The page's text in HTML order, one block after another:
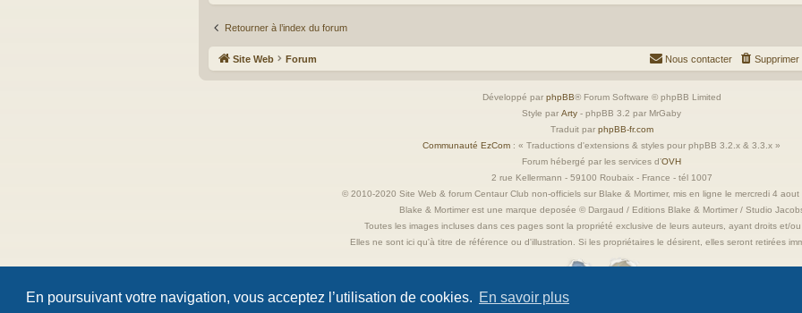
En poursuivant votre navigation, vous acceptez l’utilisation de cookies. En savoir plus
Retourner à l’index du forum
Site Web Forum Supprimer
Nous contacter
Développé par phpBB® Forum Software © phpBB Limited
Style par Arty - phpBB 3.2 par MrGaby
Traduit par phpBB-fr.com
Communauté EzCom : « Traductions d'extensions & styles pour phpBB 3.2.x & 3.3.x »
Forum hébergé par les services d’OVH
2 rue Kellermann - 59100 Roubaix - France - tél 1007
© 2010-2020 Site Web & forum Centaur Club non-officiels sur Blake & Mortimer, mis en ligne le mercredi 4
Blake & Mortimer est une marque deposée © Dargaud / Editions Blake & Mortimer / Studio
Toutes les images incluses dans ces pages sont la propriété exclusive de leurs auteurs, ayant droits et/ou
Elles ne sont ici qu'à titre de référence ou d'illustration. Si les propriétaires le désirent, elles seront retirées
Confidentialité